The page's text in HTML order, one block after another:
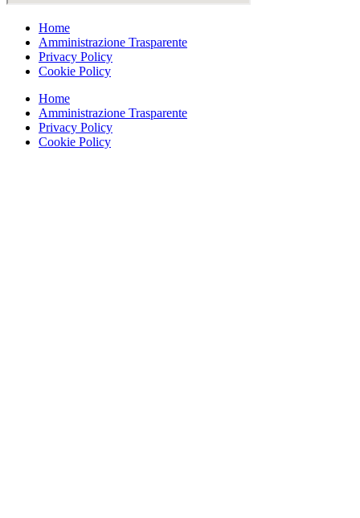
Home
Amministrazione Trasparente
Privacy Policy
Cookie Policy
Home
Amministrazione Trasparente
Privacy Policy
Cookie Policy